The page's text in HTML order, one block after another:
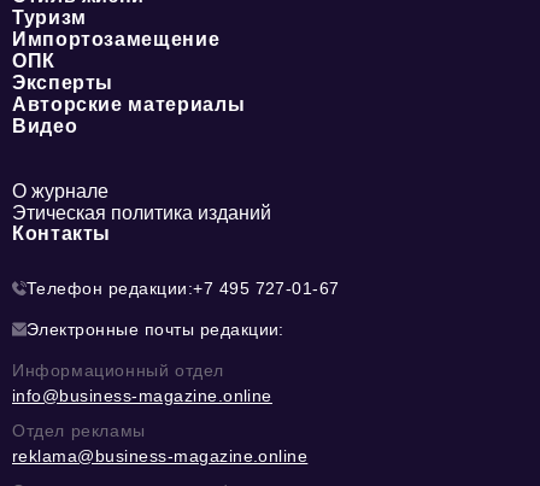
Туризм
Импортозамещение
ОПК
Эксперты
Авторские материалы
Видео
О журнале
Этическая политика изданий
Контакты
Телефон редакции:+7 495 727-01-67
Электронные почты редакции:
Информационный отдел
info@business-magazine.online
Отдел рекламы
reklama@business-magazine.online